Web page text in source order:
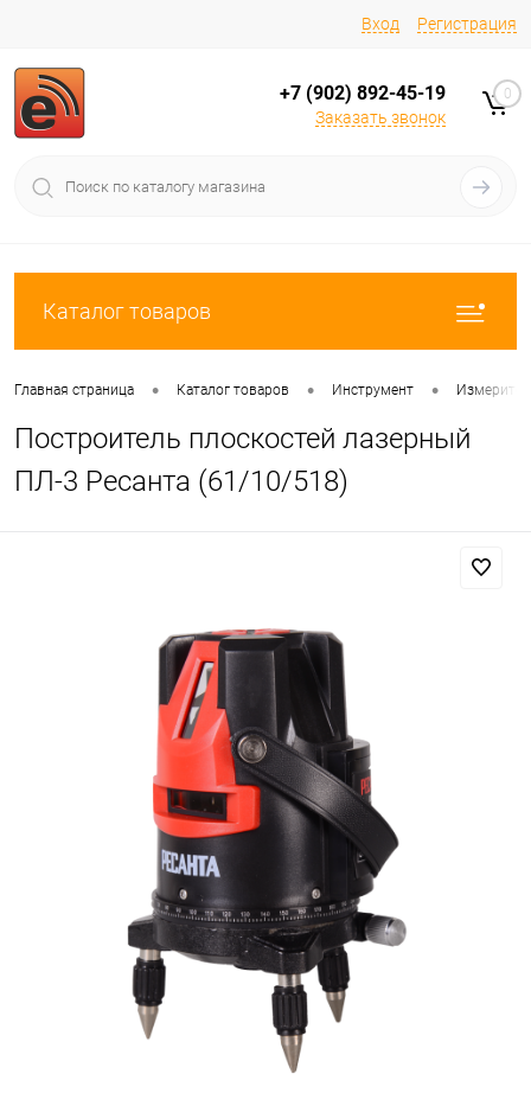
Вход Регистрация
+7 (902) 892-45-19
Заказать звонок
0
Каталог товаров
Главная страница • Каталог товаров • Инструмент •
Построитель плоскостей лазерный
ПЛ-3 Ресанта (61/10/518)